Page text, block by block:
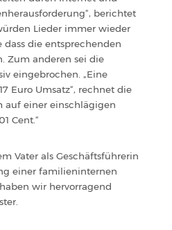
berichtet
Lieder immer wieder
die entsprechenden
Zum anderen sei die
eingebrochen. „Eine
Euro Umsatz“, rechnet die
auf einer einschlägigen
Cent.“
Vater als Geschäftsführerin
einer familieninternen
wir hervorragend